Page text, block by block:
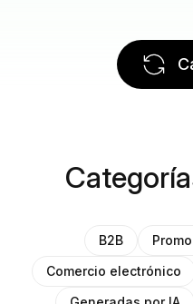
B2B
Comercio electrónico